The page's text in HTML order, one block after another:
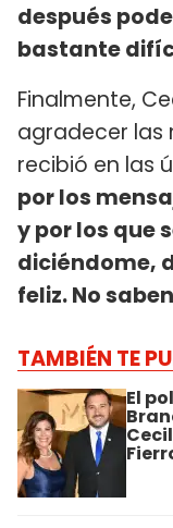
después
bastante
Finalmente,
agradecer las
recibió en las
por los
y por los que
diciéndome,
feliz. No
TAMBIÉN TE
El